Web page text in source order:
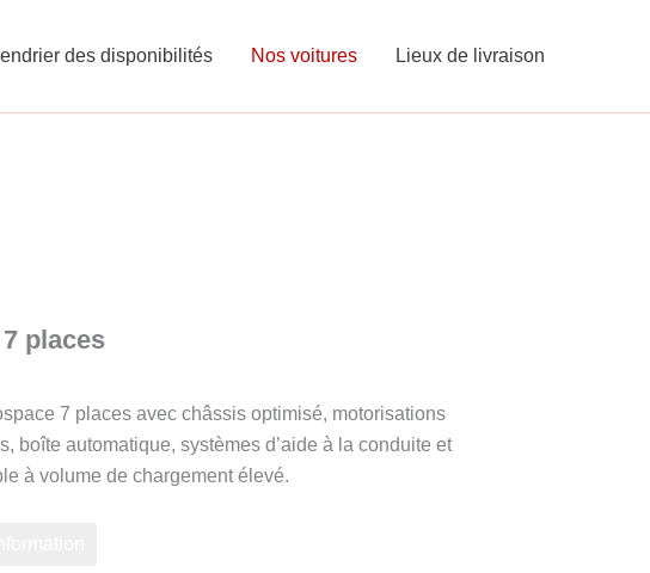
des disponibilités Nos voitures Lieux de livraison
places
7 places avec châssis optimisé, motorisations
boîte automatique, systèmes d’aide à la conduite et
à volume de chargement élevé.